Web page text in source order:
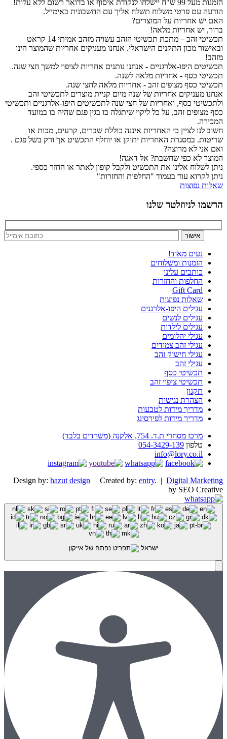
הזמנות מעל 99 ש"ח יישלחו לנקודת איסוף או בדואר רשום ללא עלות!
הודעה עם פרטי משלוח תשלח אליך עם החשבונית באימייל.
האם יש אחריות על המוצרים?
ברור, יש אחריות מלאה!
תכשיטי זהב – מתכת תכשיטי הזהב עשויה מזהב אמיתי 14 קראט
ובאישור מכון התקנים הישראלי. אנחנו מעניקים אחריות שהמוצר הינו
מזהב!
תכשיטים היפו-אלרגניים - אנחנו נותנים אחריות לציפוי למשך חצי שנה.
תכשיטי כסף - אחריות מלאה לשנה.
תכשיטי כסף מצופים זהב - אחריות מלאה לחצי שנה.
אנחנו מעניקים אחריות של שנה מיום קניית מוצרים לתכשיטי זהב
ולתכשיטי כסף, ואחריות של חצי שנה לתכשיטים היפו-אלרגניים ותכשיטי
כסף מצופים זהב, על כל ליקוי שיתגלה בו בגין פגם שהיה בו במועד
המכירה.
חשוב לנו לציין כי האחריות איננה כוללת שברים, קרעים, מכות או
שריטות. במסגרת האחריות יתוקן או יוחלף התכשיט אך ורק בשל פגם .
ואם אני לא מרוצה?
המוצר לא כפי שחשבת? אל דאגה!
ניתן לשלוח אלינו את התכשיט ולקבל קופון לאתר או החזר כספי.
ניתן לקרוא עוד בעמוד "החלפות והחזרות"
שאלות נפוצות
הרשמו לניוזלטר שלנו
נעים מאוד!
הזמנות ומשלוחים
כותבים עלינו
החלפות והחזרות
Gift Card
שאלות נפוצות
עגילים היפו-אלרגנים
עגילים לנשים
עגילים לילדות
עגילי יהלומים
עגילי זהב צמודים
עגילי חישוק זהב
עגילי זהב
תכשיטי כסף
תכשיטי ציפוי זהב
תקנון
הצהרת נגישות
מדריך מידות לטבעות
מדריך מידות לפירסינג
מרכז מסחרי ת.ד. 754, אלקנה (משרדים בלבד)
טלפון 054-3429-139
info@lory.co.il
Design by: hazut design | Created by: entry. | Digital Marketing
by SEO Creative
ישראל